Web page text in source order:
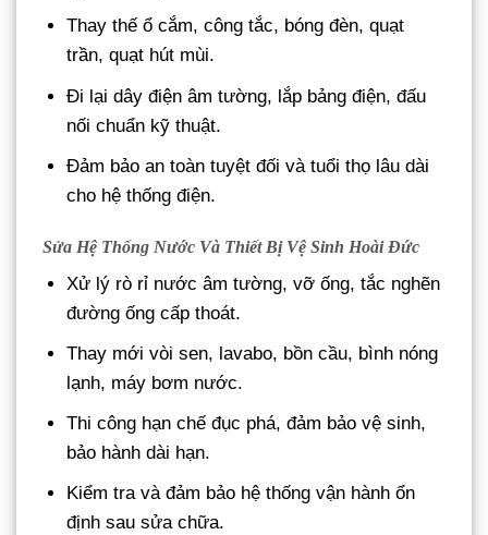
Thay thế ổ cắm, công tắc, bóng đèn, quạt
trần, quạt hút mùi.
Đi lại dây điện âm tường, lắp bảng điện, đấu
nối chuẩn kỹ thuật.
Đảm bảo an toàn tuyệt đối và tuổi thọ lâu dài
cho hệ thống điện.
Sửa Hệ Thống Nước Và Thiết Bị Vệ Sinh Hoài Đức
Xử lý rò rỉ nước âm tường, vỡ ống, tắc nghẽn
đường ống cấp thoát.
Thay mới vòi sen, lavabo, bồn cầu, bình nóng
lạnh, máy bơm nước.
Thi công hạn chế đục phá, đảm bảo vệ sinh,
bảo hành dài hạn.
Kiểm tra và đảm bảo hệ thống vận hành ổn
định sau sửa chữa.